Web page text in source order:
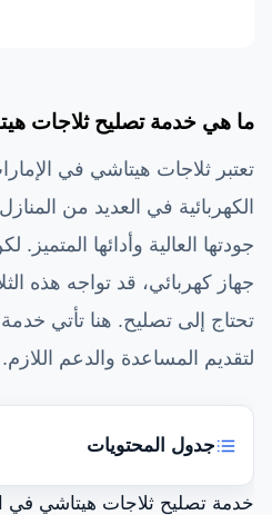
ما هي خدمة تصليح ثلاجات
تعتبر ثلاجات هيتاشي في
الكهربائية في العديد من
جودتها العالية وأدائها
جهاز كهربائي، قد تواجه هذه
تحتاج إلى تصليح. هنا تأتي
لتقديم المساعدة والدعم اللازم.
جدول المحتويات
أهمية الصيانة الدورية
خدمة تصليح ثلاجات هيتاشي في